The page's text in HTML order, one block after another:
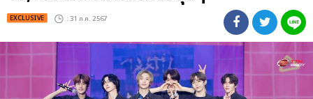
EXCLUSIVE : 31 ก.ค. 2567